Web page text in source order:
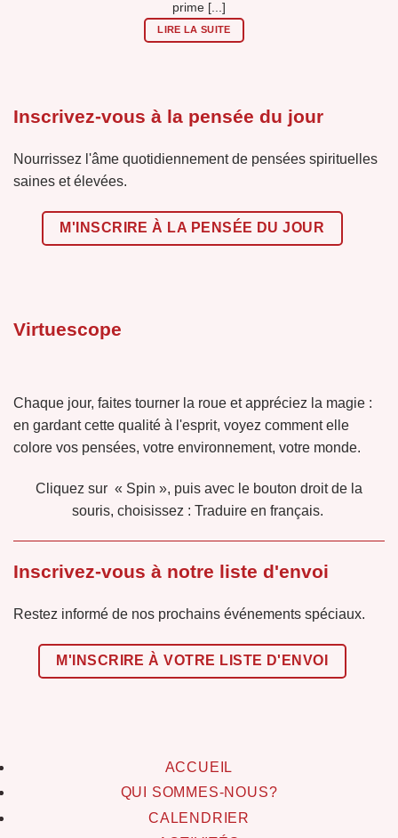
prime [...]
LIRE LA SUITE
Inscrivez-vous à la pensée du jour
Nourrissez l'âme quotidiennement de pensées spirituelles
saines et élevées.
M'INSCRIRE À LA PENSÉE DU JOUR
Virtuescope
Chaque jour, faites tourner la roue et appréciez la magie :
en gardant cette qualité à l'esprit, voyez comment elle
colore vos pensées, votre environnement, votre monde.
Cliquez sur « Spin », puis avec le bouton droit de la
souris, choisissez : Traduire en français.
Inscrivez-vous à notre liste d'envoi
Restez informé de nos prochains événements spéciaux.
M'INSCRIRE À VOTRE LISTE D'ENVOI
ACCUEIL
QUI SOMMES-NOUS?
CALENDRIER